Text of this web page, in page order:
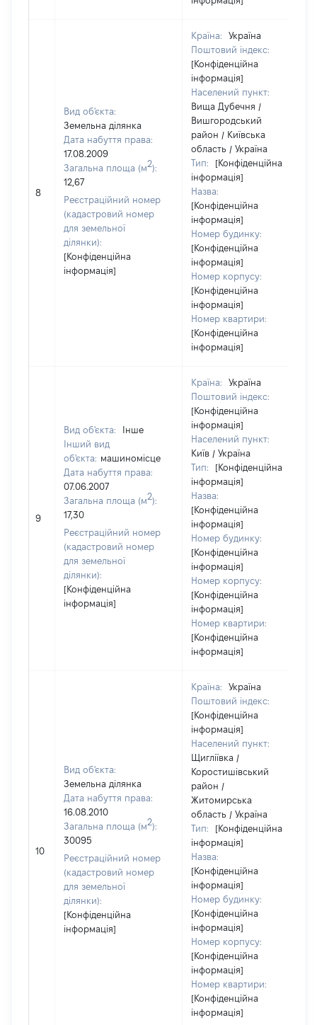
8
Вид об'єкта:
Земельна ділянка
Дата набуття права:
17.08.2009
Загальна площа (м2):
12,67
Реєстраційний номер
(кадастровий номер
для земельної
ділянки):
[Конфіденційна
інформація]
Країна:
Україна
Поштовий індекс:
[Конфіденційна
інформація]
Населений пункт:
Вища Дубечня /
Вишгородський
район / Київська
область / Україна
Тип:
[Конфіденційна
інформація]
Назва:
[Конфіденційна
інформація]
Номер будинку:
[Конфіденційна
інформація]
Номер корпусу:
[Конфіденційна
інформація]
Номер квартири:
[Конфіденційна
інформація]
9
Вид об'єкта:
Інше
Інший вид
об'єкта: машиномісце
Дата набуття права:
07.06.2007
Загальна площа (м2):
17,30
Реєстраційний номер
(кадастровий номер
для земельної
ділянки):
[Конфіденційна
інформація]
Країна:
Україна
Поштовий індекс:
[Конфіденційна
інформація]
Населений пункт:
Київ / Україна
Тип:
[Конфіденційна
інформація]
Назва:
[Конфіденційна
інформація]
Номер будинку:
[Конфіденційна
інформація]
Номер корпусу:
[Конфіденційна
інформація]
Номер квартири:
[Конфіденційна
інформація]
10
Вид об'єкта:
Земельна ділянка
Дата набуття права:
16.08.2010
Загальна площа (м2):
30095
Реєстраційний номер
(кадастровий номер
для земельної
ділянки):
[Конфіденційна
інформація]
Країна:
Україна
Поштовий індекс:
[Конфіденційна
інформація]
Населений пункт:
Щигліївка /
Коростишівський
район /
Житомирська
область / Україна
Тип:
[Конфіденційна
інформація]
Назва:
[Конфіденційна
інформація]
Номер будинку:
[Конфіденційна
інформація]
Номер корпусу:
[Конфіденційна
інформація]
Номер квартири:
[Конфіденційна
інформація]